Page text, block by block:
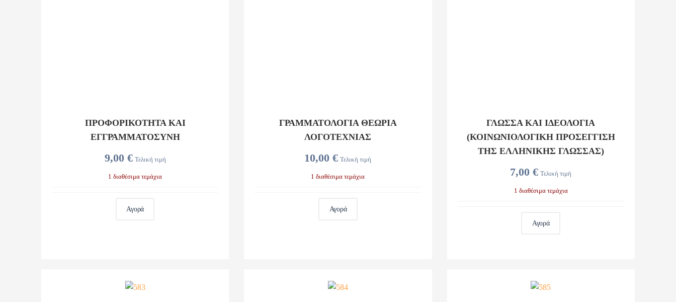
9,00 € Τελική τιμή
ΠΡΟΦΟΡΙΚΟΤΗΤΑ ΚΑΙ
ΕΓΓΡΑΜΜΑΤΟΣΥΝΗ
1 διαθέσιμα τεμάχια
Αγορά
10,00 € Τελική τιμή
ΓΡΑΜΜΑΤΟΛΟΓΙΑ ΘΕΩΡΙΑ
ΛΟΓΟΤΕΧΝΙΑΣ
1 διαθέσιμα τεμάχια
Αγορά
7,00 € Τελική τιμή
ΓΛΩΣΣΑ ΚΑΙ ΙΔΕΟΛΟΓΙΑ
(ΚΟΙΝΩΝΙΟΛΟΓΙΚΉ ΠΡΟΣΈΓΓΙΣΗ
ΤΗΣ ΕΛΛΗΝΙΚΉΣ ΓΛΏΣΣΑΣ)
1 διαθέσιμα τεμάχια
Αγορά